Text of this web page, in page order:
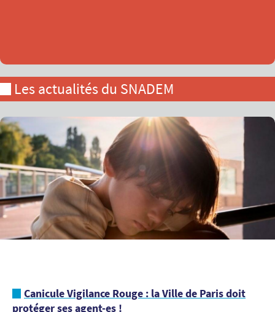
Les actualités du SNADEM
Canicule Vigilance Rouge : la Ville de Paris doit
protéger ses agent-es !